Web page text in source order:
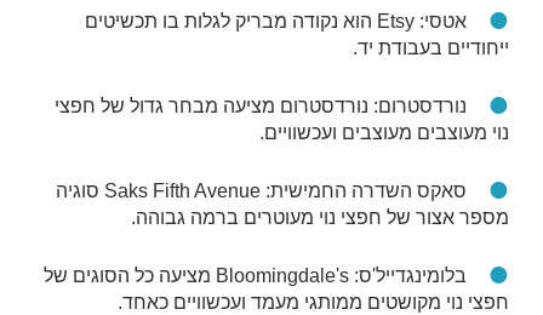
אטסי
: Etsy הוא נקודה מבריק לגלות בו תכשיטים
ייחודיים בעבודת יד.
נורדסטרום: נורדסטרום מציעה מבחר גדול של חפצי
נוי מעוצבים מעוצבים ועכשוויים.
סאקס השדרה החמישית
: Saks Fifth Avenue סוגיה
מספר אצור של חפצי נוי מעוטרים ברמה גבוהה.
בלומינגדייל'ס
: Bloomingdale's מציעה כל הסוגים של
חפצי נוי מקושטים ממותגי מעמד ועכשוויים כאחד.